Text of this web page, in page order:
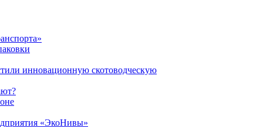
инновационную скотоводческую
«ЭкоНивы»